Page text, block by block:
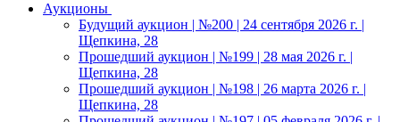
Аукционы
Будущий аукцион | №200 | 24 сентября 2026 г. |
Щепкина, 28
Прошедший аукцион | №199 | 28 мая 2026 г. |
Щепкина, 28
Прошедший аукцион | №198 | 26 марта 2026 г. |
Щепкина, 28